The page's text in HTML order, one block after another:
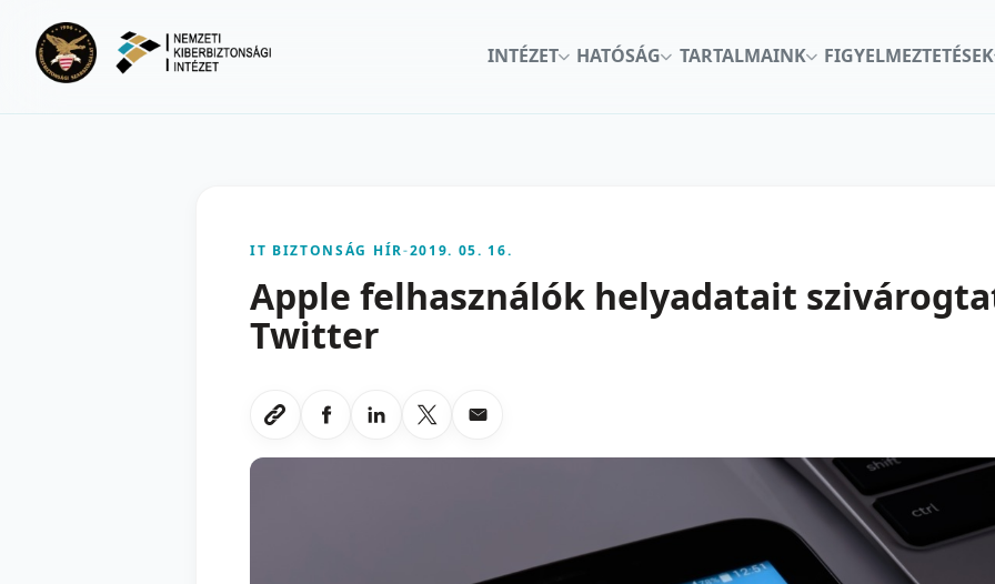
INTÉZET
HATÓSÁG TARTALMAINK FIGYELMEZTETÉSEK
IT BIZTONSÁG HÍR-2019. 05. 16.
Apple felhasználók helyadatait
Twitter
Link masolasa
Megosztas Facebookon
Megosztas LinkedInen
Megosztas X-en
Megosztas emailben